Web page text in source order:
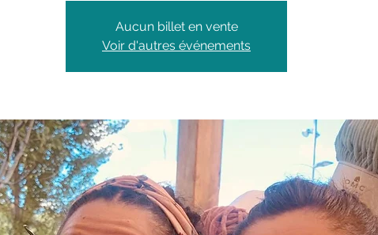
Aucun billet en vente
Voir d'autres événements